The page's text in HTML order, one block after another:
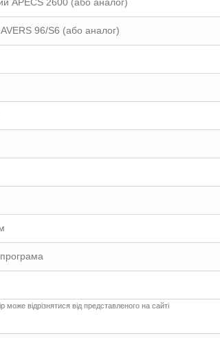
96/S6 (або аналог)
відрізнятися від представленого на сайті